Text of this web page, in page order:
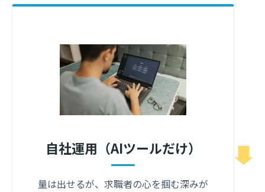
自社運用（AIツールだけ）
量は出せるが、求職者の心を掴む深みが